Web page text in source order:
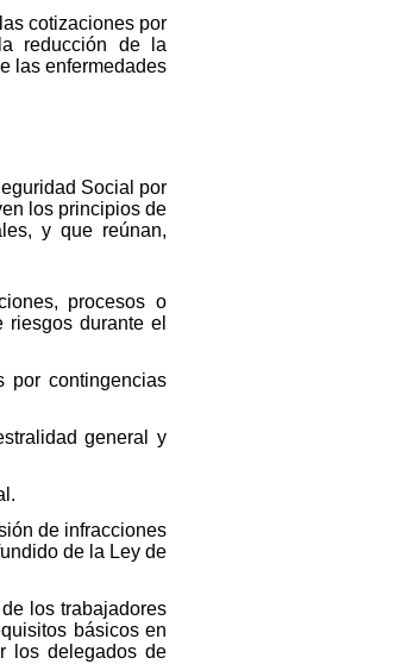
cotizaciones por
reducción de la
las enfermedades
Social por
los principios de
y que reúnan,
procesos o
durante el
por contingencias
general y
de infracciones
de la Ley de
los trabajadores
básicos en
los delegados de